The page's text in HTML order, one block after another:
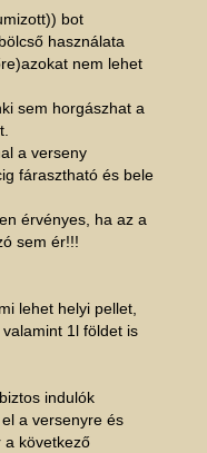
bot
használata
nem lehet
sem horgászhat a
a verseny
fárasztható és bele
érvényes, ha az a
sem ér!!!
lehet helyi pellet,
1l földet is
indulók
a versenyre és
a következő